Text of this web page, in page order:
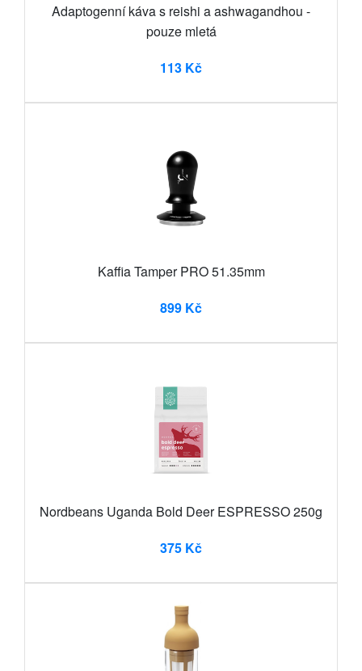
Adaptogenní káva s reishi a ashwagandhou -
pouze mletá
113 Kč
Kaffia Tamper PRO 51.35mm
899 Kč
Nordbeans Uganda Bold Deer ESPRESSO 250g
375 Kč